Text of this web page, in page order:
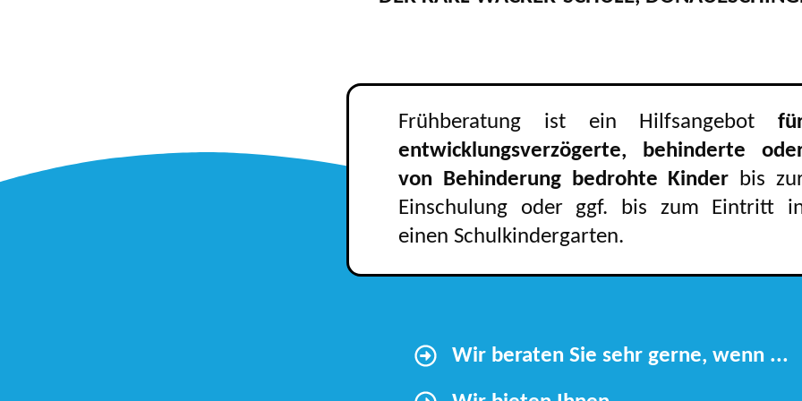
Frühberatung ist ein Hilfsangebot
entwicklungsverzögerte, behinderte
von Behinderung bedrohte Kinder bis
Einschulung oder ggf. bis zum Eintritt
einen Schulkindergarten.
Wir beraten Sie sehr gerne, wenn ...